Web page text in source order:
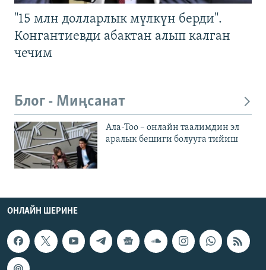
"15 млн долларлык мүлкүн берди".
Конгантиевди абактан алып калган
чечим
Блог - Миңсанат
Ала-Тоо – онлайн таалимдин эл
аралык бешиги болууга тийиш
ОНЛАЙН ШЕРИНЕ